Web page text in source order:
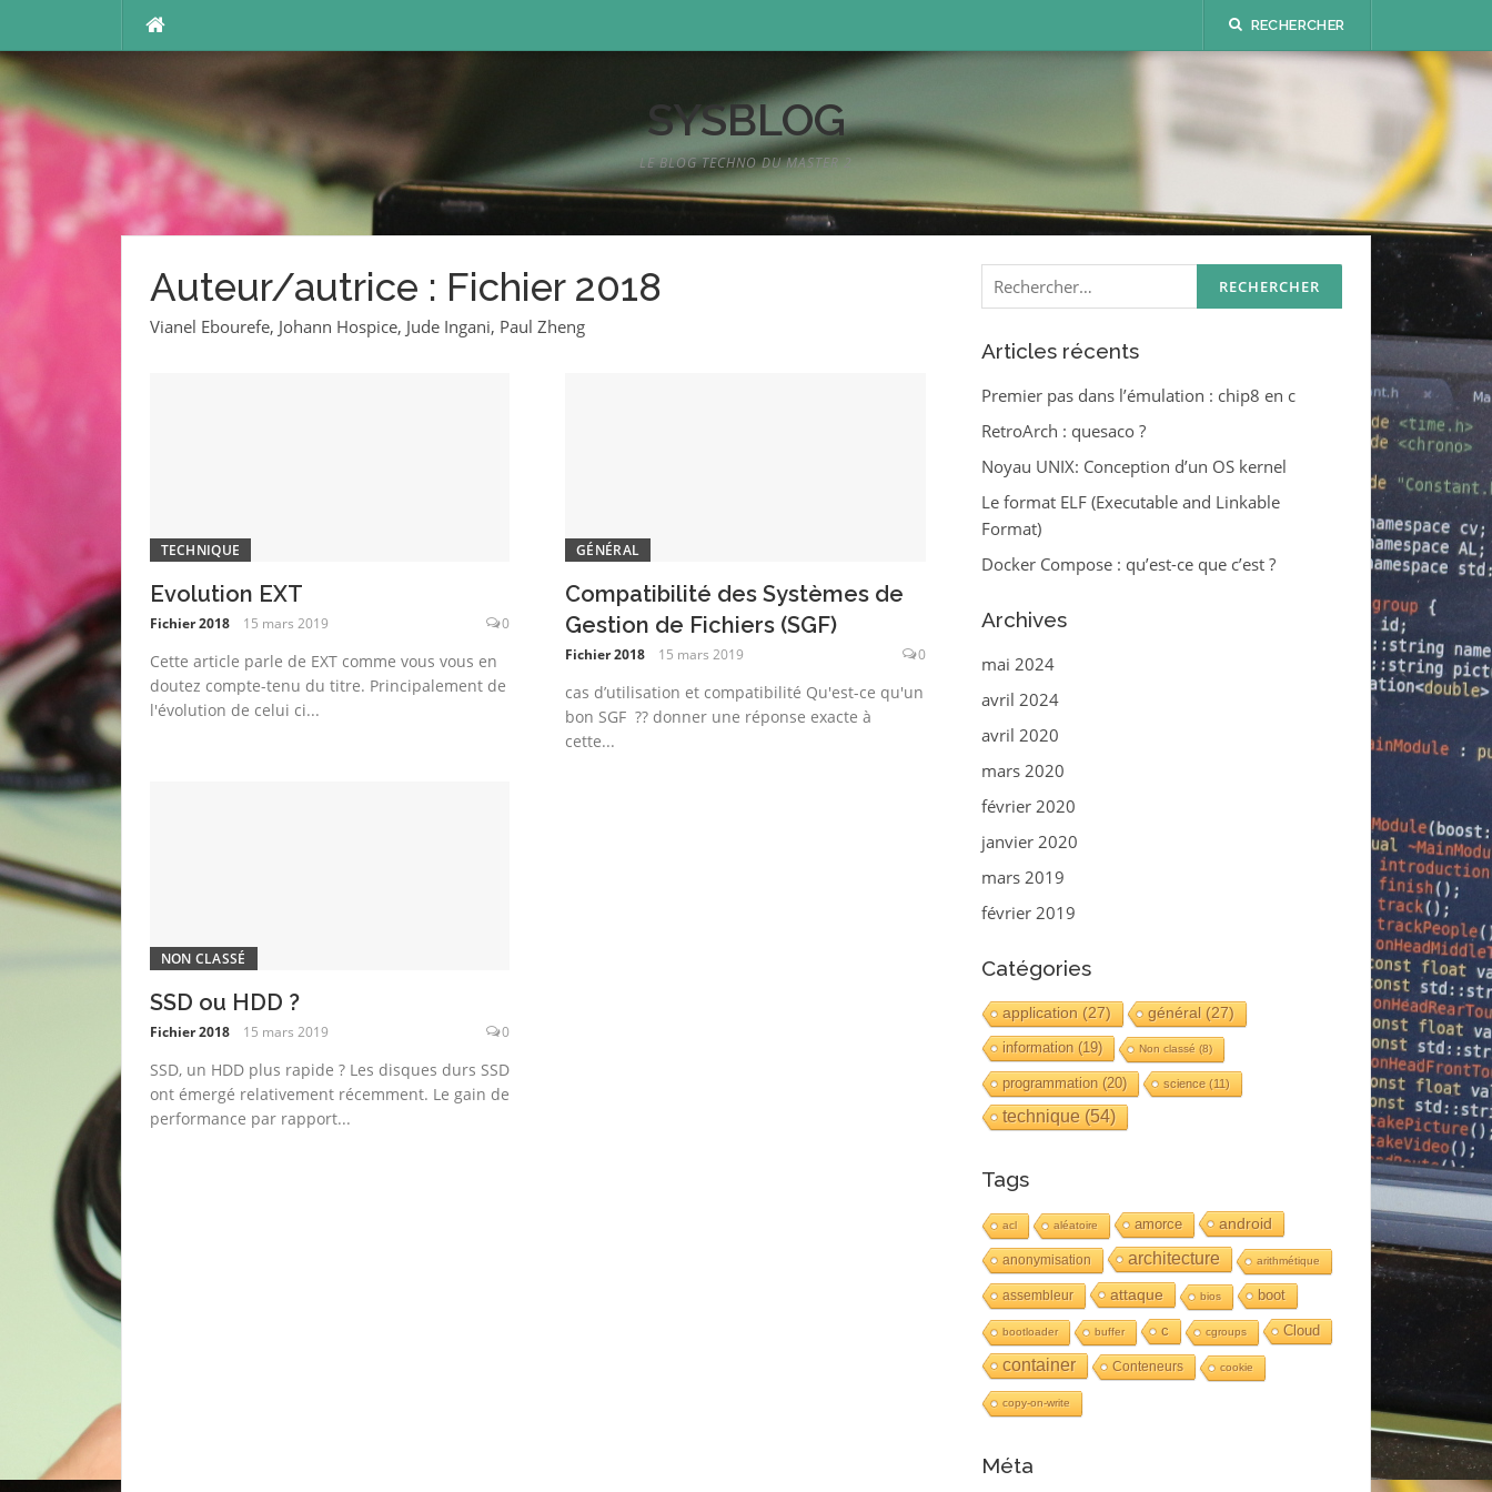
contenu
RECHERCHER
SYSBLOG
LE BLOG TECHNO DU MASTER 2
Auteur/autrice : Fichier 2018
Vianel Ebourefe, Johann Hospice, Jude Ingani, Paul Zheng
TECHNIQUE
Evolution EXT
Fichier 2018 15 mars 2019 0
Cette article parle de EXT comme vous vous en
doutez compte-tenu du titre. Principalement de
l'évolution de celui ci...
GÉNÉRAL
Compatibilité des Systèmes de
Gestion de Fichiers (SGF)
Fichier 2018 15 mars 2019 0
cas d’utilisation et compatibilité Qu'est-ce qu'un
bon SGF ?? donner une réponse exacte à
cette...
NON CLASSÉ
SSD ou HDD ?
Fichier 2018 15 mars 2019 0
SSD, un HDD plus rapide ? Les disques durs SSD
ont émergé relativement récemment. Le gain de
performance par rapport...
Rechercher :
Articles récents
Premier pas dans l’émulation : chip8 en c
RetroArch : quesaco ?
Noyau UNIX: Conception d’un OS kernel
Le format ELF (Executable and Linkable
Format)
Docker Compose : qu’est-ce que c’est ?
Archives
mai 2024
avril 2024
avril 2020
mars 2020
février 2020
janvier 2020
mars 2019
février 2019
Catégories
application(27) général(27)
information(19) Non classé(8)
programmation(20) science(11)
technique(54)
Tags
acl aléatoire amorce android
anonymisation architecture arithmétique
assembleur attaque bios boot
bootloader buffer c cgroups Cloud
container Conteneurs cookie
copy-on-write
Méta